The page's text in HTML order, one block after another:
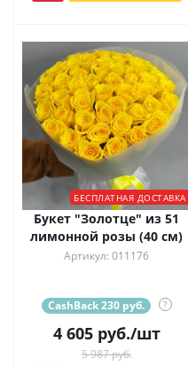
БЕСПЛАТНАЯ ДОСТАВКА
Букет "Золотце" из 51
лимонной розы (40 см)
Артикул: 011176
CashBack 230 руб. ?
4 605руб./шт
5 987 руб.